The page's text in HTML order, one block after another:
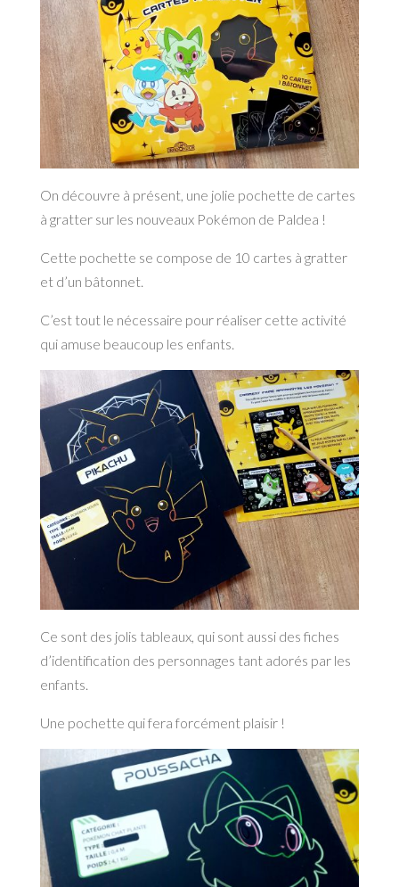
On découvre à présent, une jolie pochette de cartes
à gratter sur les nouveaux Pokémon de Paldea !
Cette pochette se compose de 10 cartes à gratter
et d’un bâtonnet.
C’est tout le nécessaire pour réaliser cette activité
qui amuse beaucoup les enfants.
Ce sont des jolis tableaux, qui sont aussi des fiches
d’identification des personnages tant adorés par les
enfants.
Une pochette qui fera forcément plaisir !